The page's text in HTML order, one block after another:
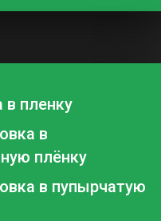
в пленку
в
плёнку
в пупырчатую